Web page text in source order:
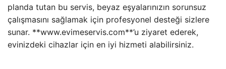
planda tutan bu servis, beyaz eşyalarınızın sorunsuz
çalışmasını sağlamak için profesyonel desteği sizlere
sunar. **www.evimeservis.com**’u ziyaret ederek,
evinizdeki cihazlar için en iyi hizmeti alabilirsiniz.